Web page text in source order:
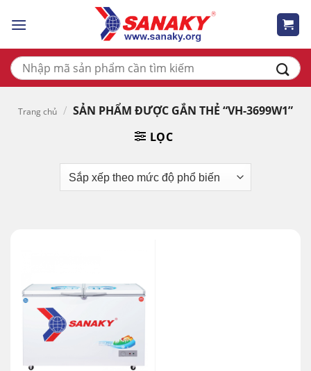
Tìm
kiếm:
Trang chủ / SẢN PHẨM ĐƯỢC GẮN THẺ “VH-3699W1”
LỌC